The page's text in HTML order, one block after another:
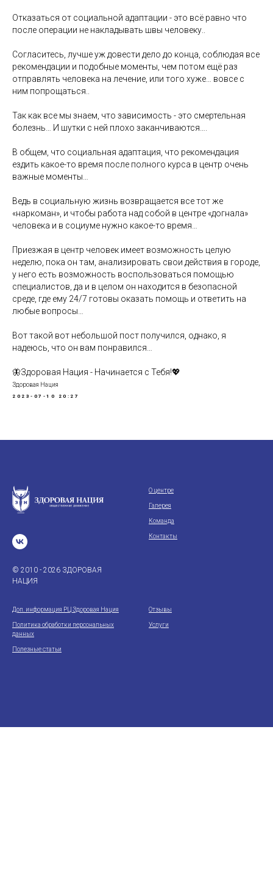
Отказаться от социальной адаптации - это всё равно что
после операции не накладывать швы человеку..
Согласитесь, лучше уж довести дело до конца, соблюдая все
рекомендации и подобные моменты, чем потом ещё раз
отправлять человека на лечение, или того хуже… вовсе с
ним попрощаться..
Так как все мы знаем, что зависимость - это смертельная
болезнь… И шутки с ней плохо заканчиваются….
В общем, что социальная адаптация, что рекомендация
ездить какое-то время после полного курса в центр очень
важные моменты…
Ведь в социальную жизнь возвращается все тот же
«наркоман», и чтобы работа над собой в центре «догнала»
человека и в социуме нужно какое-то время…
Приезжая в центр человек имеет возможность целую
неделю, пока он там, анализировать свои действия в городе,
у него есть возможность воспользоваться помощью
специалистов, да и в целом он находится в безопасной
среде, где ему 24/7 готовы оказать помощь и ответить на
любые вопросы…
Вот такой вот небольшой пост получился, однако, я
надеюсь, что он вам понравился…
🦋Здоровая Нация - Начинается с Тебя!💖
Здоровая Нация
2023-07-10 20:27
© 2010 - 2026 ЗДОРОВАЯ
НАЦИЯ
О центре
Галерея
Команда
Контакты
Доп. информация РЦ Здоровая Нация
Политика обработки персональных
данных
Полезные статьи
Отзывы
Услуги